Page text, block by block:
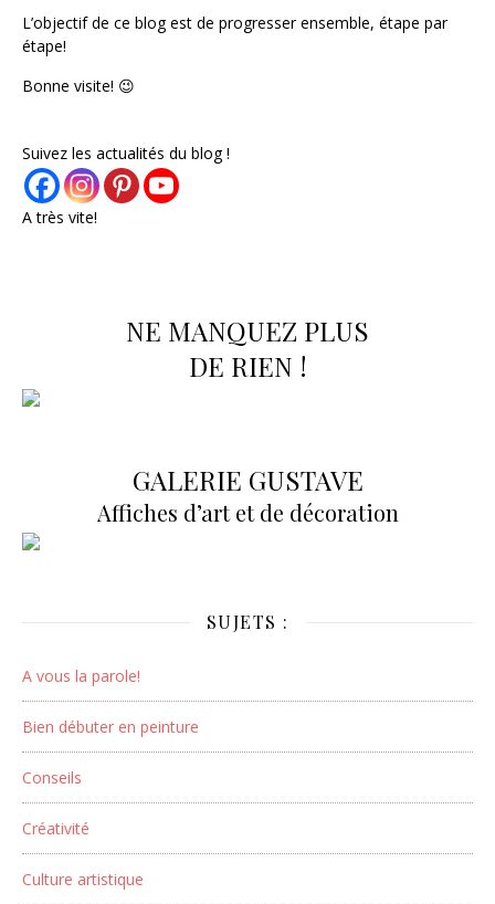
L’objectif de ce blog est de progresser ensemble, étape par
étape!
Bonne visite! 😉
Suivez les actualités du blog !
A très vite!
NE MANQUEZ PLUS
DE RIEN !
GALERIE GUSTAVE
Affiches d’art et de décoration
SUJETS :
A vous la parole!
Bien débuter en peinture
Conseils
Créativité
Culture artistique